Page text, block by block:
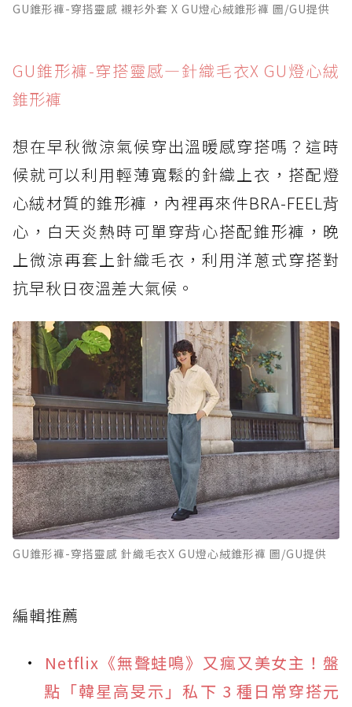
GU錐形褲-穿搭靈感 襯衫外套 X GU燈心絨錐形褲 圖/GU提供
GU錐形褲-穿搭靈感—針織毛衣X GU燈心絨
錐形褲
想在早秋微涼氣候穿出溫暖感穿搭嗎？這時
候就可以利用輕薄寬鬆的針織上衣，搭配燈
心絨材質的錐形褲，內裡再來件BRA-FEEL背
心，白天炎熱時可單穿背心搭配錐形褲，晚
上微涼再套上針織毛衣，利用洋蔥式穿搭對
抗早秋日夜溫差大氣候。
GU錐形褲-穿搭靈感 針織毛衣X GU燈心絨錐形褲 圖/GU提供
編輯推薦
Netflix《無聲蛙鳴》又瘋又美女主！盤
點「韓星高旻示」私下 3 種日常穿搭元